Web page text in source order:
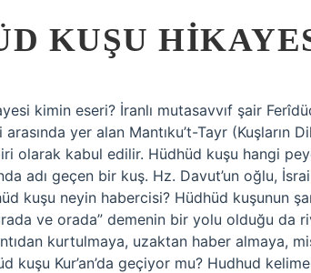
KUŞU
kimin eseri? İranlı mutasavvıf şair
yer alan Mantıku’t-Tayr (Kuşların
olarak kabul edilir. Hüdhüd kuşu hangi
adı geçen bir kuş. Hz. Davut’un oğlu,
kuşu neyin habercisi? Hüdhüd kuşunun
ve orada” demenin bir yolu olduğu da
kurtulmaya, uzaktan haber almaya,
kuşu Kur’an’da geçiyor mu? Hudhud